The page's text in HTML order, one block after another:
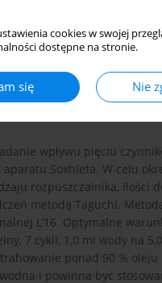
cookies w swojej
dostępne na stronie.
się Nie
Soxhleta ekstrakcja
wpływu pięciu
Soxhleta. W celu
rozpuszczalnika, ilości
metodą Taguchi.
L’16. Optymalne
7 cykli, 1,0 ml wody na
ponad 90 %
i powinna być